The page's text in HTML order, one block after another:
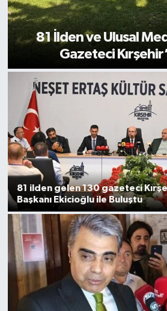
81 İlden ve Ulusal
Gazeteci
81 ilden gelen 130 gazeteci
Başkanı Ekicioğlu ile Buluştu